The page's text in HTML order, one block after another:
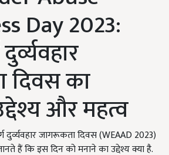
Day 2023:
का
और महत्व
दुर्व्यवहार जागरूकता दिवस (WEAAD 2023)
हैं कि इस दिन को मनाने का उद्देश्य क्या है.